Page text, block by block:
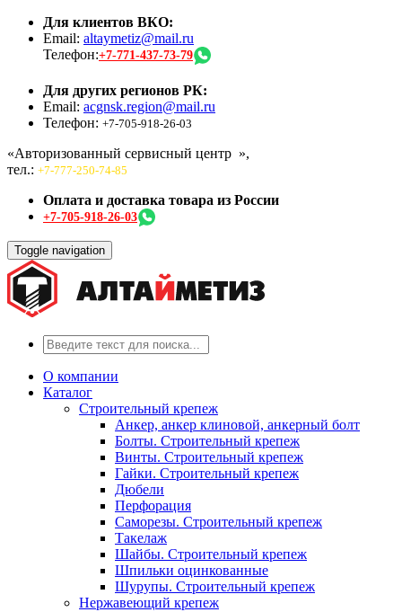
Для клиентов ВКО:
Email: altaymetiz@mail.ru
Телефон:+7-771-437-73-79
Для других регионов РК:
Email: acgnsk.region@mail.ru
Телефон: +7-705-918-26-03
«Авторизованный сервисный центр »,
тел.: +7-777-250-74-85
Оплата и доставка товара из России
+7-705-918-26-03
Toggle navigation
О компании
Каталог
Строительный крепеж
Анкер, анкер клиновой, анкерный болт
Болты. Строительный крепеж
Винты. Строительный крепеж
Гайки. Строительный крепеж
Дюбели
Перфорация
Саморезы. Строительный крепеж
Такелаж
Шайбы. Строительный крепеж
Шпильки оцинкованные
Шурупы. Строительный крепеж
Нержавеющий крепеж